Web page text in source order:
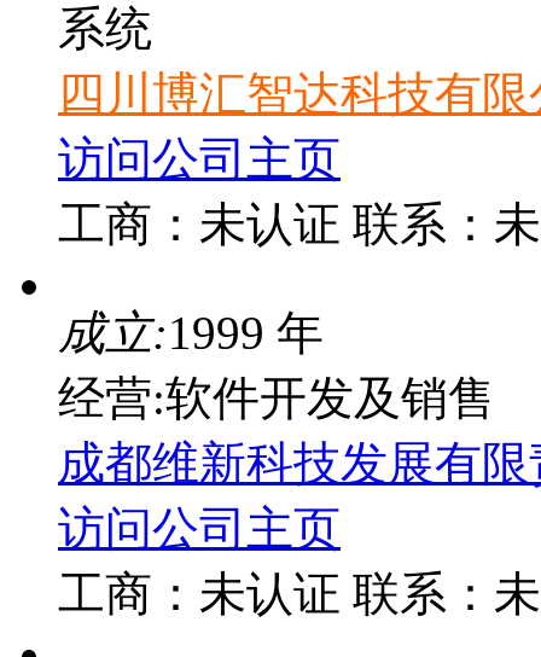
系统
四川博汇智达科技有
访问公司主页
工商： 未认证 联系：
成立:1999 年
经营:软件开发及销售
成都维新科技发展有
访问公司主页
工商： 未认证 联系：